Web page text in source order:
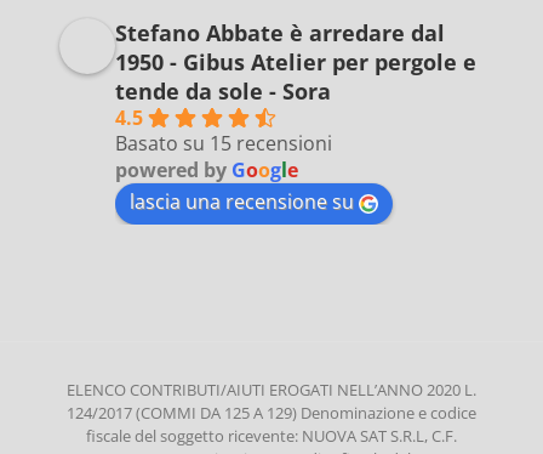
Stefano Abbate è arredare dal
1950 - Gibus Atelier per pergole e
tende da sole - Sora
4.5
Basato su 15 recensioni
powered by Google
lascia una recensione su
ELENCO CONTRIBUTI/AIUTI EROGATI NELL’ANNO 2020 L.
124/2017 (COMMI DA 125 A 129) Denominazione e codice
fiscale del soggetto ricevente: NUOVA SAT S.R.L, C.F.